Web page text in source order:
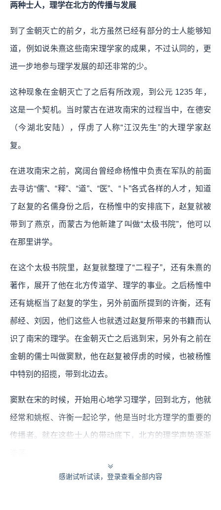
两种士人，理学在北方的传播与发展
到了金朝灭亡的前夕，北方虽然已经有部分的士人能够知
道，例如说朱熹这些南宋理学家的成果，不过认同的，更
进一步地参与理学发展的却还非常的少。
这种现象在金朝灭亡了之后有所改观，到公元 1235 年，
这是一个契机。当时蒙古在进攻南宋的过程当中，在德安
（今湖北安陆），俘虏了人称“江汉先生”的大理学家赵
复。
在进攻南宋之前，窝阔台曾经命杨惟中负责在军队的前面
去寻访“儒”、“释”、“道”、“医”、“卜”各式各样的人才，知道
了赵复的名儒身份之后，在杨惟中的安排底下，赵复就被
带到了燕京，而蒙古为他新建了叫做“太极书院”，他可以
在那里讲学。
在这个太极书院里，赵复就整理了“二程子”，还有朱熹的
著作，展开了他在北方传道学、理学的事业。之后杨惟中
还有姚枢当了赵复的学生，另外前面所提到的许衡，还有
郝经、刘因，他们这些人也就透过赵复所带来的书籍而认
识了南宋的理学。在金朝灭亡之后逃到宋，另外有之前在
金朝的儒士叫做窦默，他在赵复被俘虏的时候，也被杨惟
中特别的招揽，带到北边去。
窦默在宋的时候，开始用心地学习理学，回到北方，他就
经常和姚枢、许衡一起论学，他是当时北方理学的重要的
传播者。就在这些士人的带动底下，北方的理学声势逐渐
在蒙元时期，理学仍然不是北方士人文化的主流。还有一
感谢试听试读，登录查看全部内容